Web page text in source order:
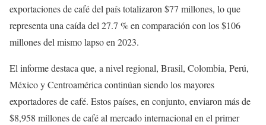
exportaciones de café del país totalizaron $77 millones, lo que
representa una caída del 27.7 % en comparación con los $106
millones del mismo lapso en 2023.
El informe destaca que, a nivel regional, Brasil, Colombia, Perú,
México y Centroamérica continúan siendo los mayores
exportadores de café. Estos países, en conjunto, enviaron más de
$8,958 millones de café al mercado internacional en el primer